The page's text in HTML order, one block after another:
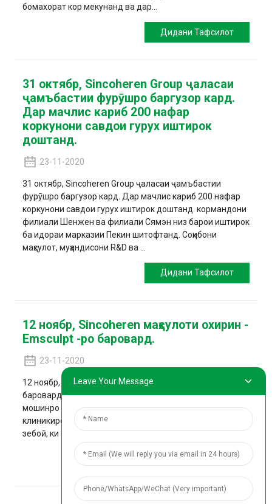
бомахорат кор мекунанд ва дар...
Дидани Тафсилот
31 октябр, Sincoheren Group ҷаласаи
ҷамъбастии фурӯшро баргузор кард.
Дар мачлис кариб 200 нафар
коркунони савдои гурух иштирок
доштанд.
23-11-2020
31 октябр, Sincoheren Group ҷаласаи ҷамъбастии
фурӯшро баргузор кард. Дар мачлис кариб 200 нафар
коркунони савдои гурух иштирок доштанд. кормандони
филиали Шенжен ва филиали Сямэн низ барои иштирок
ба идораи марказии Пекин шитофтанд. Соҳибони
маҳсулот, муҳандисони R&D ва ...
Дидани Тафсилот
12 ноябр, Sincoheren маҳсулоти охирин -
Emsculpt -ро баровард.
23-11-2020
12 ноябр, Sincoheren маҳсулоти охирин - Emsculpt -ро
баровард. Ин ширкати мошинсозӣ дар тӯли ду сол ин
мошинро таҳқиқ ва таҳия мекунад ва ҳазорон озмоишҳои
клиникиро анҷом додааст, танҳо барои таҳияи як дастгоҳи
зебоӣ, ки бештар ба истеъмоли ...
Дидани Тафсилот
Leave Your Message